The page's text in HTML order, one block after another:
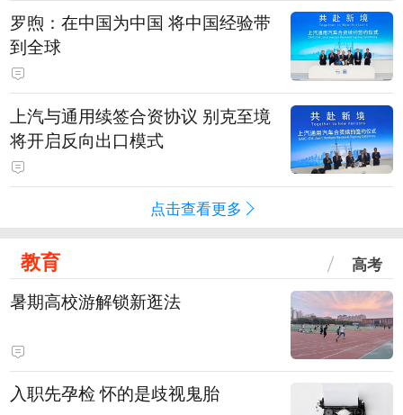
罗煦：在中国为中国 将中国经验带
到全球
上汽与通用续签合资协议 别克至境
将开启反向出口模式
点击查看更多
教育 高考
暑期高校游解锁新逛法
入职先孕检 怀的是歧视鬼胎